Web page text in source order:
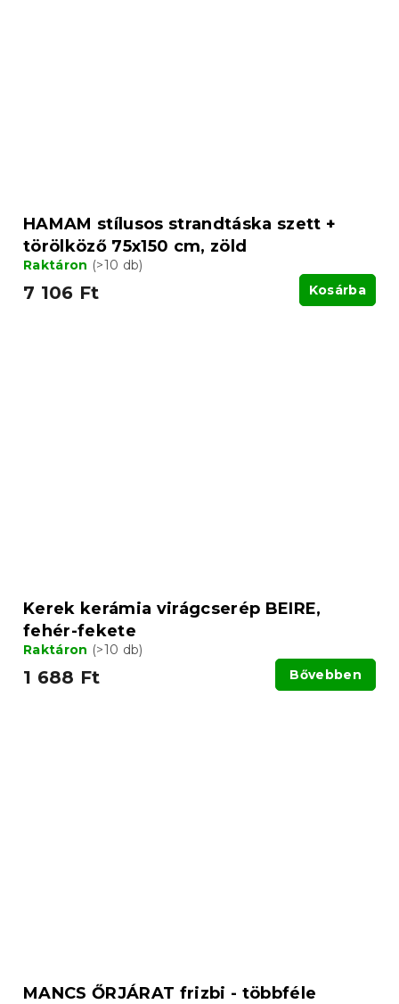
HAMAM stílusos strandtáska szett +
törölköző 75x150 cm, zöld
Raktáron (>10 db)
7 106 Ft Kosárba
Kerek kerámia virágcserép BEIRE,
fehér-fekete
Raktáron (>10 db)
1 688 Ft Bővebben
MANCS ŐRJÁRAT frizbi - többféle